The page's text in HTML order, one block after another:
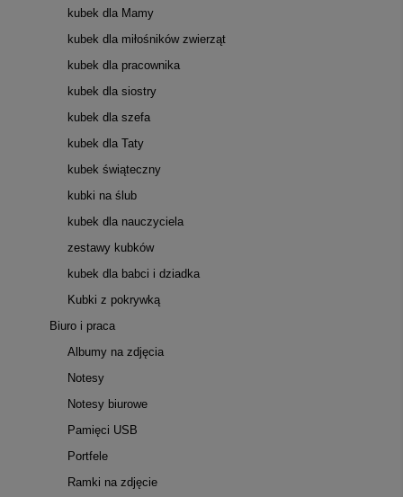
kubek dla Mamy
kubek dla miłośników zwierząt
kubek dla pracownika
kubek dla siostry
kubek dla szefa
kubek dla Taty
kubek świąteczny
kubki na ślub
kubek dla nauczyciela
zestawy kubków
kubek dla babci i dziadka
Kubki z pokrywką
Biuro i praca
Albumy na zdjęcia
Notesy
Notesy biurowe
Pamięci USB
Portfele
Ramki na zdjęcie